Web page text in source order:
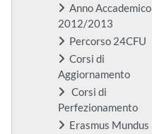
Anno Accademico
2012/2013
Percorso 24CFU
Corsi di
Aggiornamento
Corsi di
Perfezionamento
Erasmus Mundus